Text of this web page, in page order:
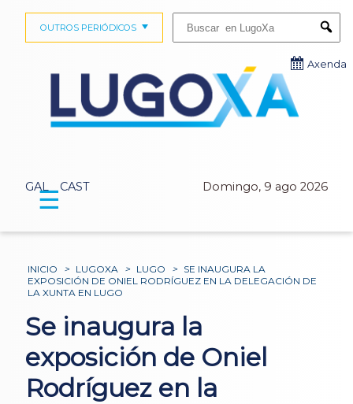
GAL CAST Domingo, 9 ago 2026
OUTROS PERIÓDICOS
Axenda
☰
INICIO > LUGOXA > LUGO > SE INAUGURA LA
EXPOSICIÓN DE ONIEL RODRÍGUEZ EN LA DELEGACIÓN DE
LA XUNTA EN LUGO
Se inaugura la
exposición de Oniel
Rodríguez en la